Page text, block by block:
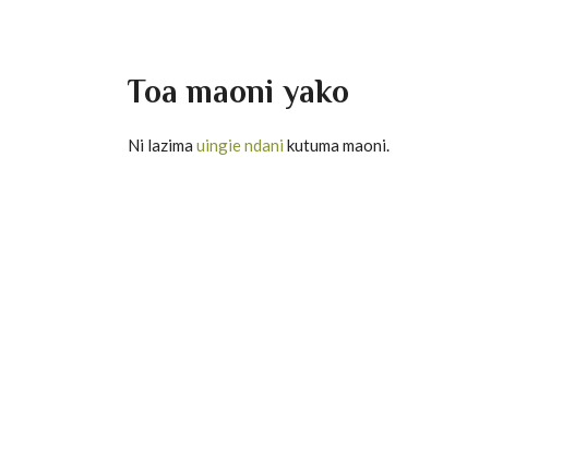
Toa maoni yako
Ni lazima uingie ndani kutuma maoni.